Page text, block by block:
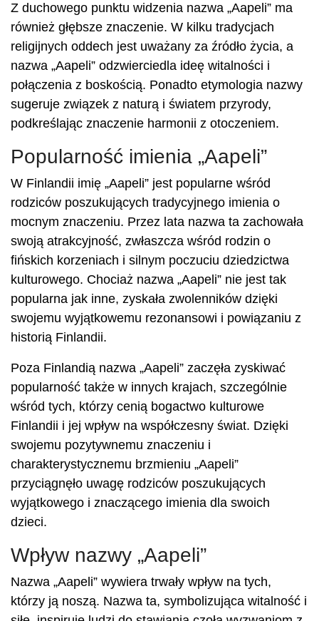
Z duchowego punktu widzenia nazwa „Aapeli” ma
również głębsze znaczenie. W kilku tradycjach
religijnych oddech jest uważany za źródło życia, a
nazwa „Aapeli” odzwierciedla ideę witalności i
połączenia z boskością. Ponadto etymologia nazwy
sugeruje związek z naturą i światem przyrody,
podkreślając znaczenie harmonii z otoczeniem.
Popularność imienia „Aapeli”
W Finlandii imię „Aapeli” jest popularne wśród
rodziców poszukujących tradycyjnego imienia o
mocnym znaczeniu. Przez lata nazwa ta zachowała
swoją atrakcyjność, zwłaszcza wśród rodzin o
fińskich korzeniach i silnym poczuciu dziedzictwa
kulturowego. Chociaż nazwa „Aapeli” nie jest tak
popularna jak inne, zyskała zwolenników dzięki
swojemu wyjątkowemu rezonansowi i powiązaniu z
historią Finlandii.
Poza Finlandią nazwa „Aapeli” zaczęła zyskiwać
popularność także w innych krajach, szczególnie
wśród tych, którzy cenią bogactwo kulturowe
Finlandii i jej wpływ na współczesny świat. Dzięki
swojemu pozytywnemu znaczeniu i
charakterystycznemu brzmieniu „Aapeli”
przyciągnęło uwagę rodziców poszukujących
wyjątkowego i znaczącego imienia dla swoich
dzieci.
Wpływ nazwy „Aapeli”
Nazwa „Aapeli” wywiera trwały wpływ na tych,
którzy ją noszą. Nazwa ta, symbolizująca witalność i